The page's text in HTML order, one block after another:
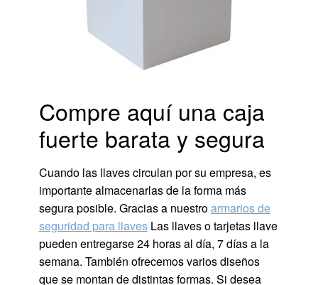
Compre aquí una caja
fuerte barata y segura
Cuando las llaves circulan por su empresa, es
importante almacenarlas de la forma más
segura posible. Gracias a nuestroarmarios de
seguridad para llavesLas llaves o tarjetas llave
pueden entregarse 24 horas al día, 7 días a la
semana. También ofrecemos varios diseños
que se montan de distintas formas. Si desea